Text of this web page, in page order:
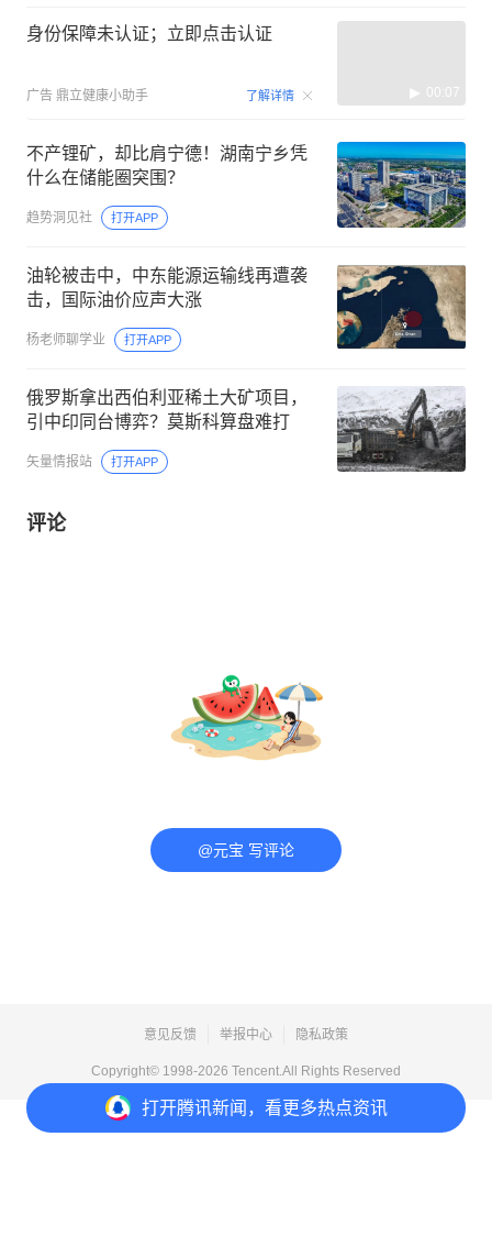
打开腾讯新闻，看更多热点资讯
身份保障未认证；立即点击认证
广告 鼎立健康小助手 了解详情 00:07
不产锂矿，却比肩宁德！湖南宁乡凭
什么在储能圈突围？
趋势洞见社 打开APP
油轮被击中，中东能源运输线再遭袭
击，国际油价应声大涨
杨老师聊学业 打开APP
俄罗斯拿出西伯利亚稀土大矿项目，
引中印同台博弈？莫斯科算盘难打
矢量情报站 打开APP
评论
@元宝 写评论
意见反馈 举报中心 隐私政策
Copyright© 1998-2026 Tencent.All Rights Reserved